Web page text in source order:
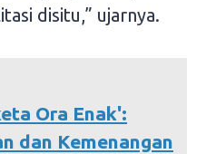
disitu,” ujarnya.
Ora Enak':
dan Kemenangan